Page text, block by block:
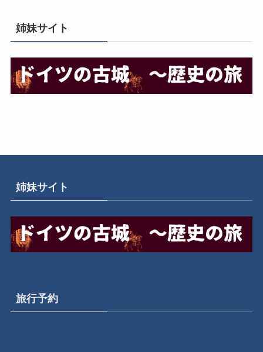
姉妹サイト